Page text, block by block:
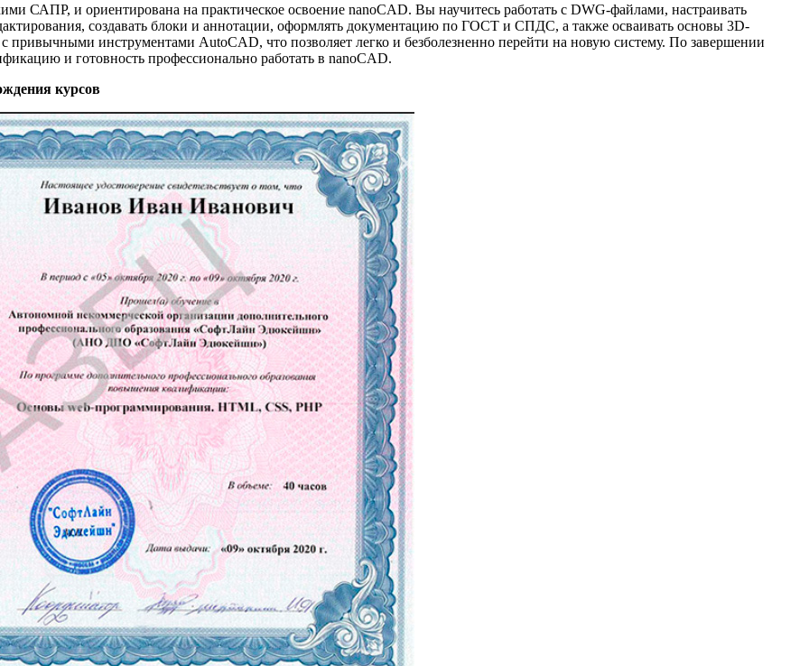
САПР, и ориентирована на практическое освоение nanoCAD. Вы научитесь работать с DWG-файлами, настраивать
создавать блоки и аннотации, оформлять документацию по ГОСТ и СПДС, а также осваивать основы 3D-
привычными инструментами AutoCAD, что позволяет легко и безболезненно перейти на новую систему. По завершении
и готовность профессионально работать в nanoCAD.
курсов